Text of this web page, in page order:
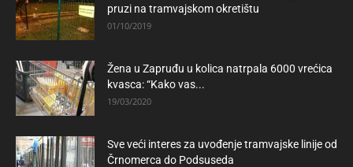
pruzi na tramvajskom okretištu
01/10/2019
Žena u Zapruđu u kolica natrpala 6000 vrećica
kvasca: “Kako vas...
19/03/2020
Sve veći interes za uvođenje tramvajske linije od
Črnomerca do Podsuseda